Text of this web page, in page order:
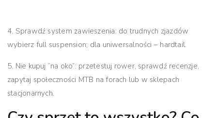
4. Sprawdź system zawieszenia: do trudnych zjazdów
wybierz full suspension; dla uniwersalności – hardtail.
5. Nie kupuj “na oko”: przetestuj rower, sprawdź recenzje,
zapytaj społeczności MTB na forach lub w sklepach
stacjonarnych.